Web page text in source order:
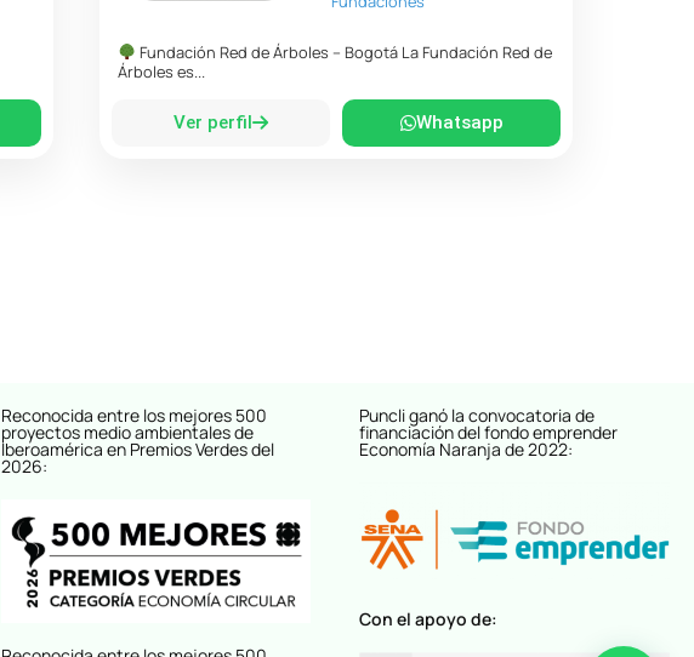
Fundación Red de Árboles – Bogotá La Fundación Red de
Árboles es...
Ver perfil Whatsapp
Reconocida entre los mejores 500
proyectos medio ambientales de
Iberoamérica en Premios Verdes del
2026:
Puncli ganó la convocatoria de
financiación del fondo emprender
Economía Naranja de 2022:
Con el apoyo de: